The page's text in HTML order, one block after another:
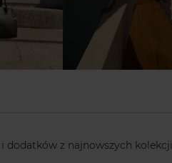
dodatków z najnowszych kolekcji